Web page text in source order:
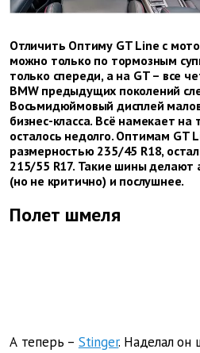
Отличить Оптиму GT Line с
можно только по тормозным
только спереди, а на GT – все
BMW предыдущих поколений
Восьмидюймовый дисплей
бизнес-класса. Всё намекает
осталось недолго. Оптимам GT
размерностью 235/45 R18,
215/55 R17. Такие шины делают
(но не критично) и послушнее.
Полет шмеля
А теперь – Stinger. Наделал он